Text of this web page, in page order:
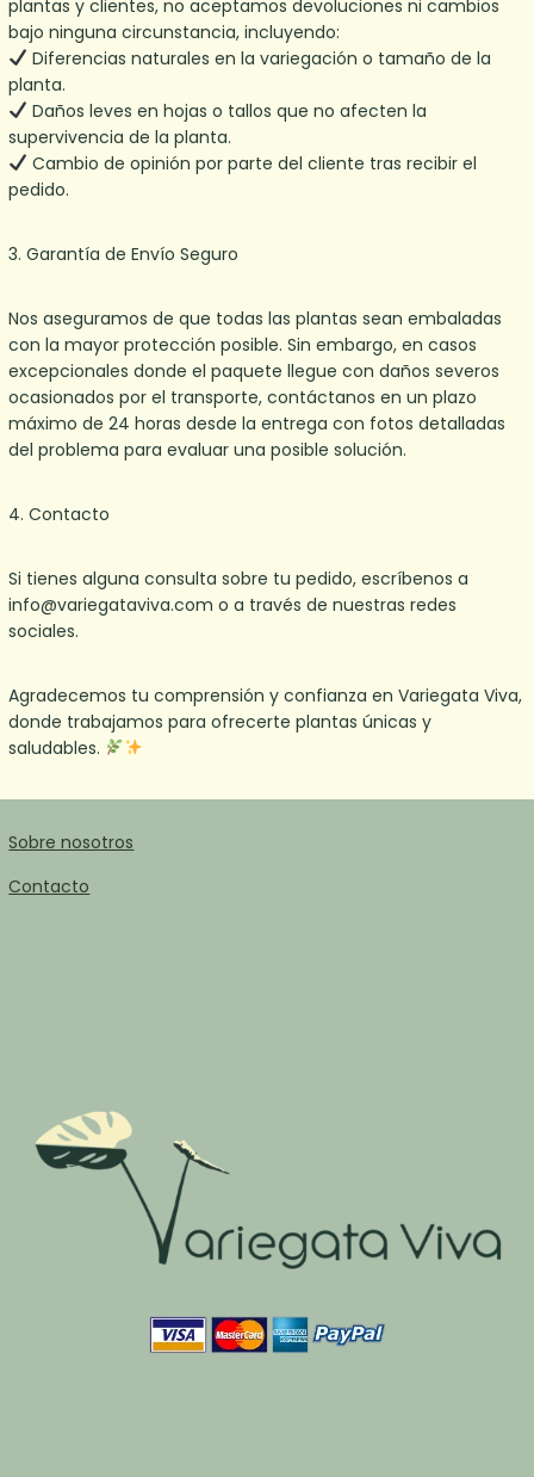
plantas y clientes, no aceptamos devoluciones ni cambios
bajo ninguna circunstancia, incluyendo:
Diferencias naturales en la variegación o tamaño de la
planta.
Daños leves en hojas o tallos que no afecten la
supervivencia de la planta.
Cambio de opinión por parte del cliente tras recibir el
pedido.
3.⁠ ⁠Garantía de Envío Seguro
Nos aseguramos de que todas las plantas sean embaladas
con la mayor protección posible. Sin embargo, en casos
excepcionales donde el paquete llegue con daños severos
ocasionados por el transporte, contáctanos en un plazo
máximo de 24 horas desde la entrega con fotos detalladas
del problema para evaluar una posible solución.
4.⁠ ⁠Contacto
Si tienes alguna consulta sobre tu pedido, escríbenos a
info@variegataviva.com o a través de nuestras redes
sociales.
Agradecemos tu comprensión y confianza en Variegata Viva,
donde trabajamos para ofrecerte plantas únicas y
saludables.
Sobre nosotros
Contacto